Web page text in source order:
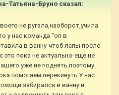
Татьяна-Бруно сказал:
не ругала,наоборот,учила
у нас команда "оп в
в ванну-чтоб лапы после
пока не актуально-еще не
уже не поднять,поэтому
помогаем перекинуть.У нас
забирался в ванну и